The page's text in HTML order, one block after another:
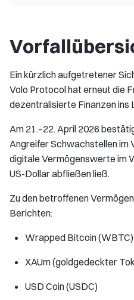
Ein kürzlich aufgetretener
Volo Protocol hat erneut die
dezentralisierte Finanzen ins
Am 21.–22. April 2026
Angreifer Schwachstellen im
digitale Vermögenswerte im
US-Dollar abfließen ließ.
Zu den betroffenen
Berichten:
Wrapped Bitcoin (WBTC)
XAUm (goldgedeckter
USD Coin (USDC)